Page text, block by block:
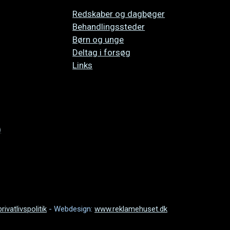
navigationen
Redskaber og dagbøger
Behandlingssteder
Børn og unge
Deltag i forsøg
Links
- Webdesign: www.reklamehuset.dk